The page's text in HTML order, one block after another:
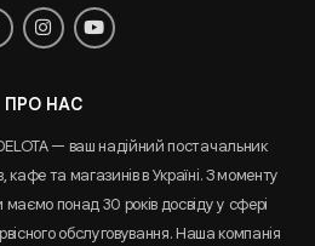
ПРО НАС
— ваш надійний постачальник
та магазинів в Україні. З моменту
понад 30 років досвіду у сфері
обслуговування. Наша компанія